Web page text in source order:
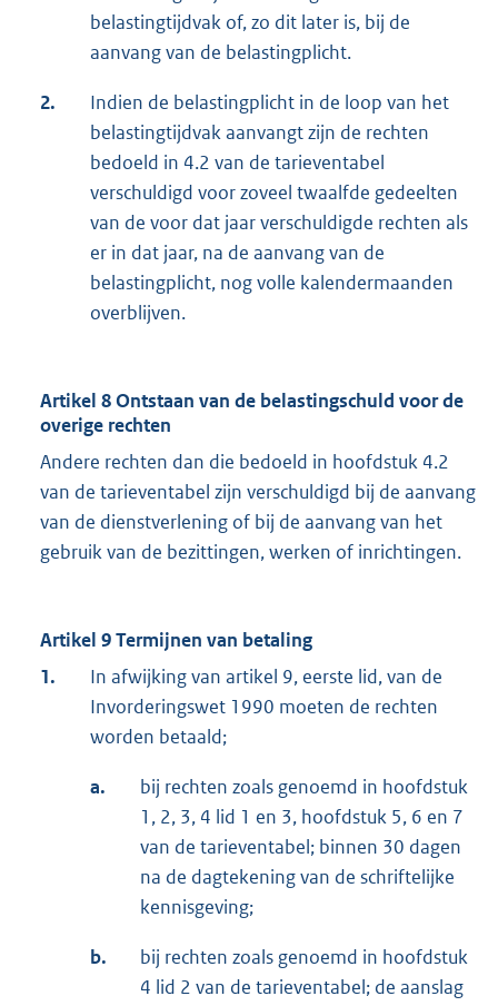
belastingtijdvak of, zo dit later is, bij de
aanvang van de belastingplicht.
2.
Indien de belastingplicht in de loop van het
belastingtijdvak aanvangt zijn de rechten
bedoeld in 4.2 van de tarieventabel
verschuldigd voor zoveel twaalfde gedeelten
van de voor dat jaar verschuldigde rechten als
er in dat jaar, na de aanvang van de
belastingplicht, nog volle kalendermaanden
overblijven.
Artikel 8 Ontstaan van de belastingschuld voor de
overige rechten
Andere rechten dan die bedoeld in hoofdstuk 4.2
van de tarieventabel zijn verschuldigd bij de aanvang
van de dienstverlening of bij de aanvang van het
gebruik van de bezittingen, werken of inrichtingen.
Artikel 9 Termijnen van betaling
1.
In afwijking van artikel 9, eerste lid, van de
Invorderingswet 1990 moeten de rechten
worden betaald;
a.
bij rechten zoals genoemd in hoofdstuk
1, 2, 3, 4 lid 1 en 3, hoofdstuk 5, 6 en 7
van de tarieventabel; binnen 30 dagen
na de dagtekening van de schriftelijke
kennisgeving;
b.
bij rechten zoals genoemd in hoofdstuk
4 lid 2 van de tarieventabel; de aanslag